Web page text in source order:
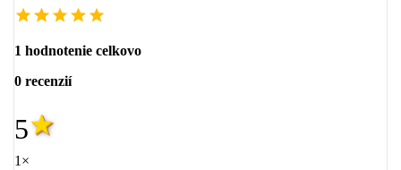
1 hodnotenie celkovo
0 recenzií
5
1×